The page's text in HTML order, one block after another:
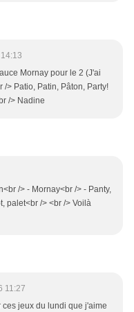
Mornay pour le 2 (J'ai
> Patio, Patin, Pâton, Party!
/> Nadine
/> - Mornay<br /> - Panty,
palet<br /> <br /> Voilà
11:27
ces jeux du lundi que j'aime